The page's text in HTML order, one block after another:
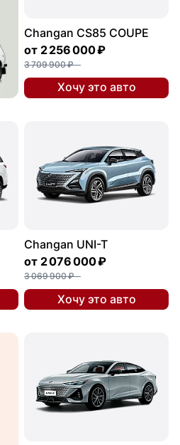
Changan CS85 COUPE
от 2 256 000 ₽
3 709 900 ₽
Хочу это авто
Changan UNI-T
от 2 076 000 ₽
3 069 900 ₽
Хочу это авто